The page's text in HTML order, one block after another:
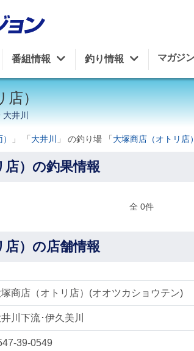
番組情報 釣り情報 マガジン
店）
大井川
」 「 大井川 」 の釣り場 「 大塚商店（オトリ店）
店）の釣果情報
全 0件
店）の店舗情報
塚商店（オトリ店）(オオツカショウテン)
川下流･伊久美川
39-0549